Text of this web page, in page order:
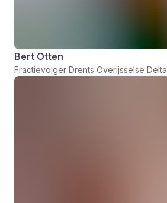
Bert Otten
Fractievolger Drents Overijsselse Delta